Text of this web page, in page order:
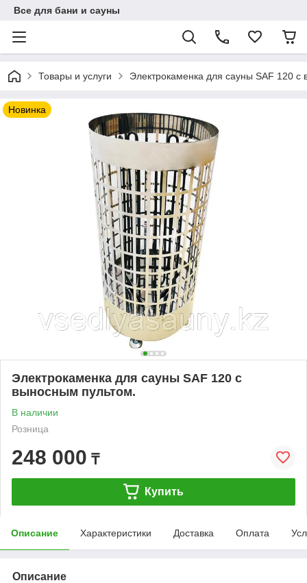
Все для бани и сауны
Товары и услуги Электрокаменка для сауны SAF 120 c
Новинка
Электрокаменка для сауны SAF 120 c
выносным пультом.
В наличии
Розница
248 000 ₸
Купить
Описание Характеристики Доставка Оплата
Описание